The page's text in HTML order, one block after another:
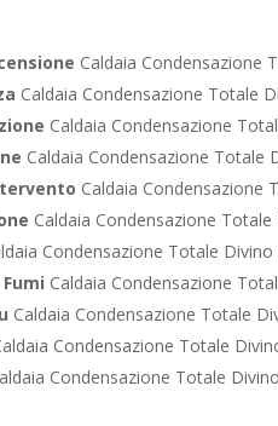
Caldaia Condensazione
Caldaia Condensazione Totale
Caldaia Condensazione
Caldaia Condensazione Totale
Caldaia Condensazione
Caldaia Condensazione
Condensazione Totale
Caldaia Condensazione
Caldaia Condensazione Totale
Condensazione Totale
Condensazione Totale